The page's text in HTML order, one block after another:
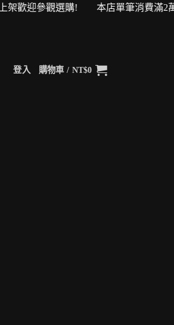
迎參觀選購! 本店單筆消費滿2萬
登入 購物車 / NT$0